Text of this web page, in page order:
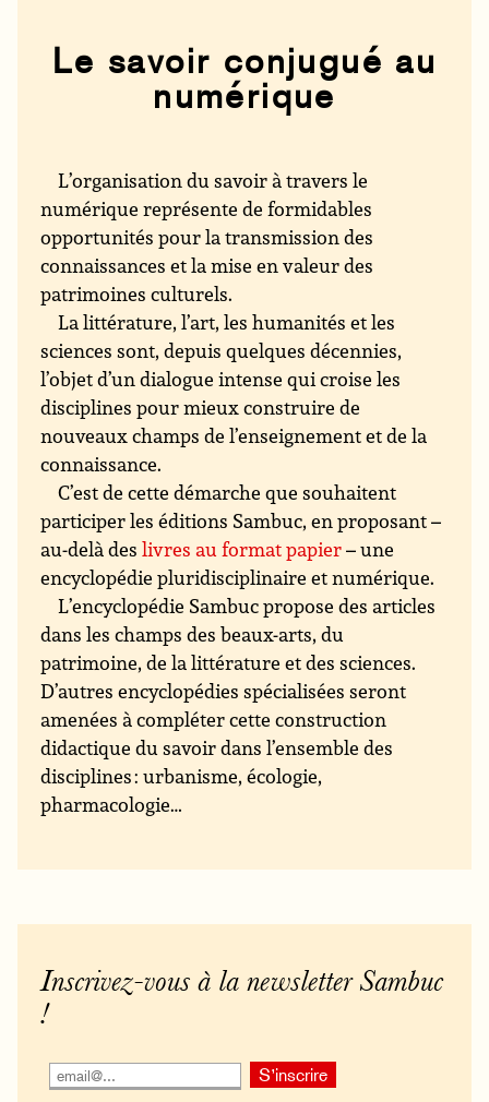
Le savoir conjugué au
numérique
L’organisation du savoir à travers le
numérique représente de formidables
opportunités pour la transmission des
connaissances et la mise en valeur des
patrimoines culturels.
La littérature, l’art, les humanités et les
sciences sont, depuis quelques décennies,
l’objet d’un dialogue intense qui croise les
disciplines pour mieux construire de
nouveaux champs de l’enseignement et de la
connaissance.
C’est de cette démarche que souhaitent
participer les éditions Sambuc, en proposant –
au-delà deslivres au format papier– une
encyclopédie pluridisciplinaire et numérique.
L’encyclopédie Sambuc propose des articles
dans les champs des beaux-arts, du
patrimoine, de la littérature et des sciences.
D’autres encyclopédies spécialisées seront
amenées à compléter cette construction
didactique du savoir dans l’ensemble des
disciplines : urbanisme, écologie,
pharmacologie…
Inscrivez-vous à la newsletter Sambuc
!